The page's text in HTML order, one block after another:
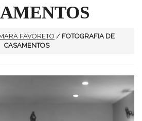
FAVORETO / FOTOGRAFIA DE
CASAMENTOS